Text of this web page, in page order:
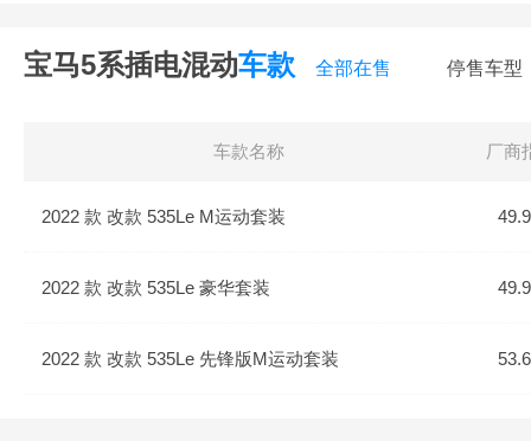
宝马5系插电混动车款 全部在售 停售车型
车款名称 厂商
2022 款 改款 535Le M运动套装
2022 款 改款 535Le 豪华套装
2022 款 改款 535Le 先锋版M运动套装